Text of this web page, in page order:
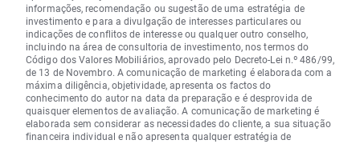
informações, recomendação ou sugestão de uma estratégia de
investimento e para a divulgação de interesses particulares ou
indicações de conflitos de interesse ou qualquer outro conselho,
incluindo na área de consultoria de investimento, nos termos do
Código dos Valores Mobiliários, aprovado pelo Decreto-Lei n.º 486/99,
de 13 de Novembro. A comunicação de marketing é elaborada com a
máxima diligência, objetividade, apresenta os factos do
conhecimento do autor na data da preparação e é desprovida de
quaisquer elementos de avaliação. A comunicação de marketing é
elaborada sem considerar as necessidades do cliente, a sua situação
financeira individual e não apresenta qualquer estratégia de